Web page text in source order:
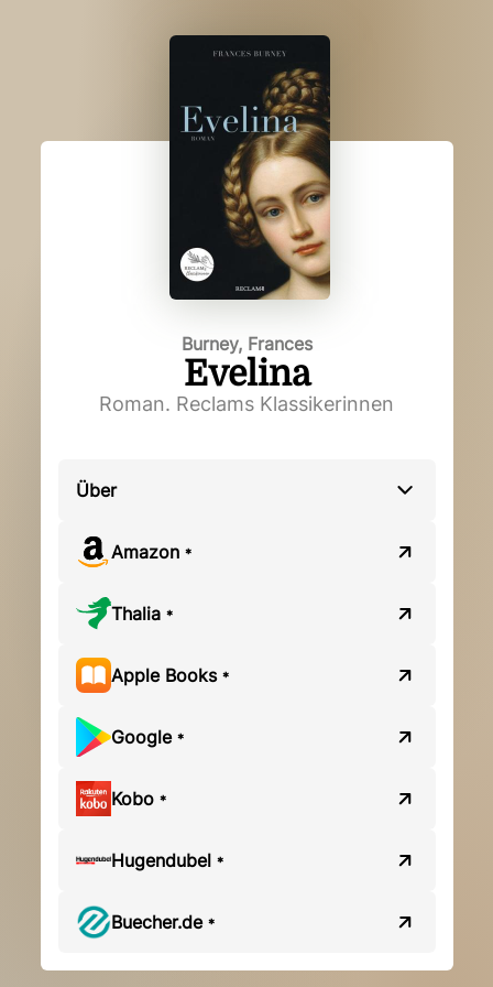
Burney, Frances
Evelina
Roman. Reclams Klassikerinnen
Über
Amazon *
Thalia *
Apple Books *
Google *
Kobo *
Hugendubel *
Buecher.de *